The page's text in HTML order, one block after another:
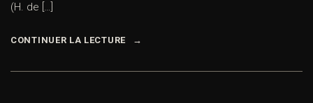
(H. de […]
CONTINUER LA LECTURE